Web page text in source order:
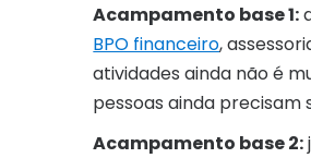
Acampamento base 1:
BPO financeiro,
atividades ainda não é
pessoas ainda precisam
Acampamento base 2: